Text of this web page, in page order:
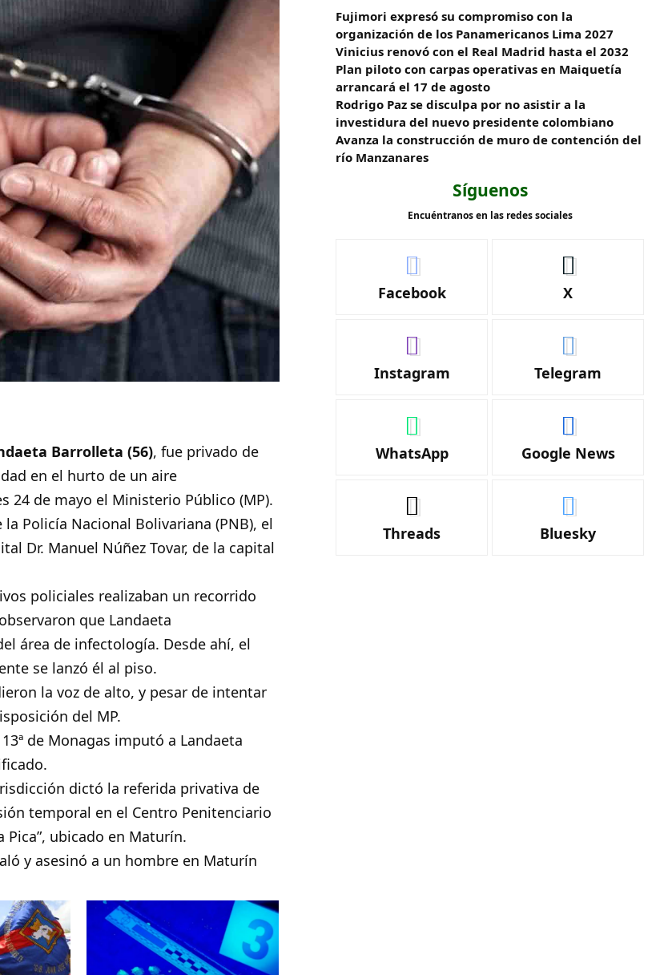
Barrolleta (56), fue privado de
en el hurto de un aire
24 de mayo el Ministerio Público (MP).
Policía Nacional Bolivariana (PNB), el
Dr. Manuel Núñez Tovar, de la capital
policiales realizaban un recorrido
que Landaeta
área de infectología. Desde ahí, el
se lanzó él al piso.
la voz de alto, y pesar de intentar
del MP.
de Monagas imputó a Landaeta
dictó la referida privativa de
temporal en el Centro Penitenciario
ubicado en Maturín.
y asesinó a un hombre en Maturín
Fujimori expresó su compromiso con la
organización de los Panamericanos Lima 2027
Vinicius renovó con el Real Madrid hasta el 2032
Plan piloto con carpas operativas en Maiquetía
arrancará el 17 de agosto
Rodrigo Paz se disculpa por no asistir a la
investidura del nuevo presidente colombiano
Avanza la construcción de muro de contención del
río Manzanares
Síguenos
Encuéntranos en las redes sociales
Facebook X
Instagram Telegram
WhatsApp Google News
Threads Bluesky